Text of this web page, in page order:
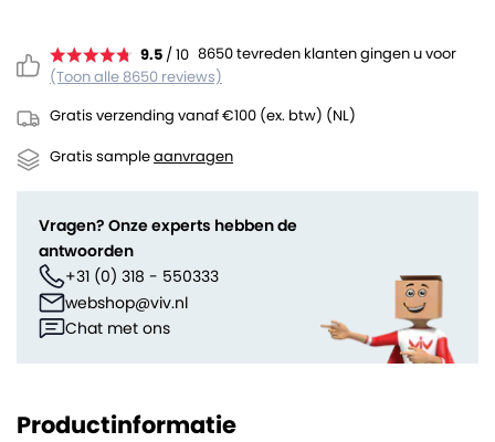
9.5 / 10 8650 tevreden klanten gingen u voor
(Toon alle 8650 reviews)
Gratis verzending vanaf €100 (ex. btw) (NL)
Gratis sampleaanvragen
Vragen? Onze experts hebben de
antwoorden
+31 (0) 318 - 550333
webshop@viv.nl
Chat met ons
Productinformatie